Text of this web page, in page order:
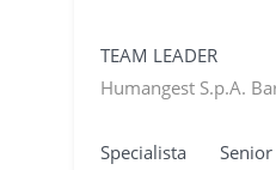
TEAM LEADER
Humangest S.p.A.
Specialista